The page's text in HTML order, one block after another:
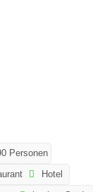
Personen
Hotel